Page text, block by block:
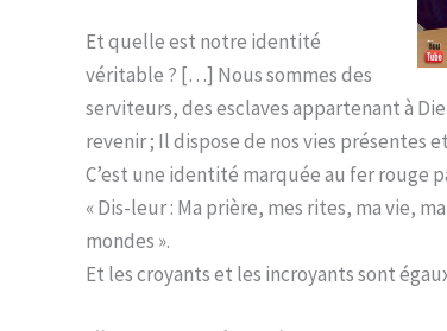
Et quelle est notre identité
véritable ? […] Nous sommes des
serviteurs, des esclaves appartenant à
revenir ; Il dispose de nos vies présentes
C’est une identité marquée au fer rouge
« Dis-leur : Ma prière, mes rites, ma vie,
mondes ».
Et les croyants et les incroyants sont